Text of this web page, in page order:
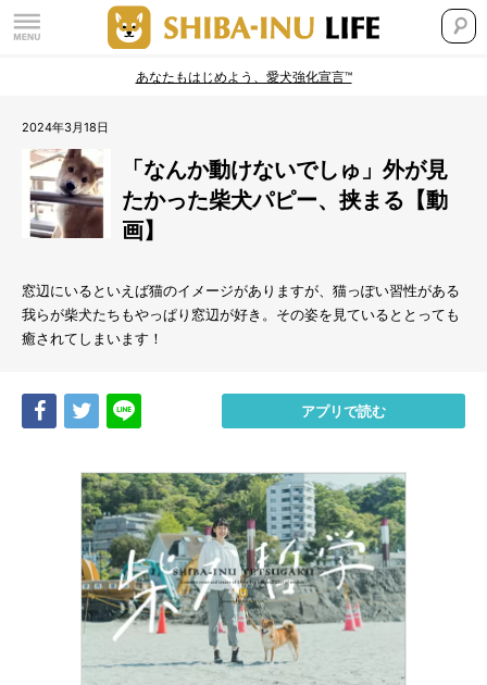
あなたもはじめよう、愛犬強化宣言™
2024年3月18日
「なんか動けないでしゅ」外が見
たかった柴犬パピー、挟まる【動
画】
窓辺にいるといえば猫のイメージがありますが、猫っぽい習性がある
我らが柴犬たちもやっぱり窓辺が好き。その姿を見ているととっても
癒されてしまいます！
Share Tweet アプリで読む